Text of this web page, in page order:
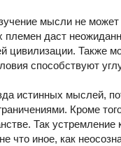
мысли не
племен даст
цивилизации. Также
способствуют
истинных мыслей,
Кроме
Так
что иное, как